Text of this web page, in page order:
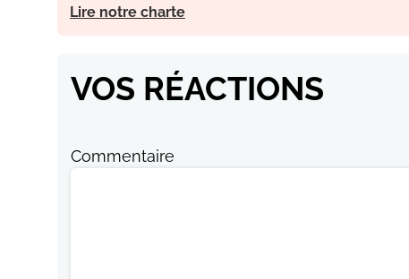
Lire notre charte
VOS RÉACTIONS
Commentaire